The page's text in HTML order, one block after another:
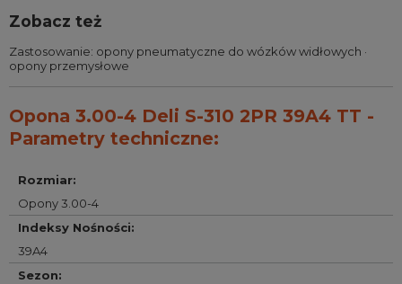
Zobacz też
Zastosowanie: opony pneumatyczne do wózków widłowych ·
opony przemysłowe
Opona 3.00-4 Deli S-310 2PR 39A4 TT -
Parametry techniczne:
Rozmiar:
Opony 3.00-4
Indeksy Nośności:
39A4
Sezon: